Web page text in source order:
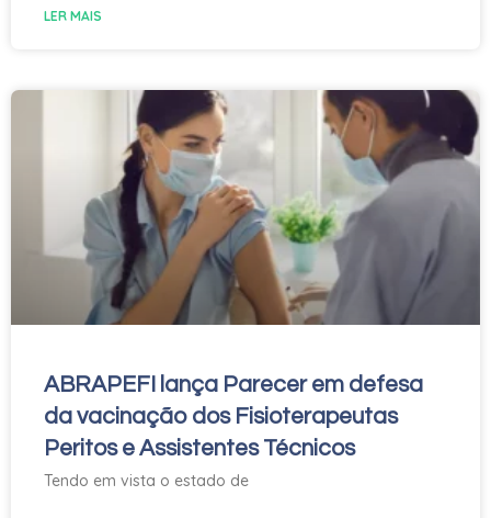
LER MAIS
ABRAPEFI lança Parecer em defesa
da vacinação dos Fisioterapeutas
Peritos e Assistentes Técnicos
Tendo em vista o estado de